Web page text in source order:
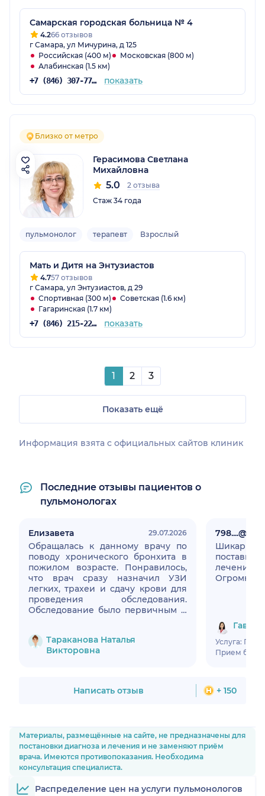
Самарская городская больница № 4
4.266 отзывов
г Самара, ул Мичурина, д 125
Российская (400 м)
Московская (800 м)
Алабинская (1.5 км)
+7 (846) 307-77-14 показать
Близко от метро
Герасимова Светлана
Михайловна
5.0
2 отзыва
Стаж 34 года
пульмонолог терапевт Взрослый
Мать и Дитя на Энтузиастов
4.757 отзывов
г Самара, ул Энтузиастов, д 29
Спортивная (300 м)
Советская (1.6 км)
Гагаринская (1.7 км)
+7 (846) 215-22-03 показать
1 2 3
Показать ещё
Информация взята c официальных сайтов клиник
Последние отзывы пациентов о
пульмонологах
Елизавета 29.07.2026
Обращалась к данному врачу по
поводу хронического бронхита в
пожилом возрасте. Понравилось,
что врач сразу назначил УЗИ
легких, трахеи и сдачу крови для
проведения обследования.
Обследование было первичным и
курс антибиотиков и попросила
прийти на прием после месяца
профессионально и обширно
Тараканова Наталья
Викторовна
798....@....ru
лечение и
Огромное
Услуга:
Прием был в
Написать отзыв + 150
Материалы, размещённые на сайте, не предназначены для
постановки диагноза и лечения и не заменяют приём
врача. Имеются противопоказания. Необходима
консультация специалиста.
Распределение цен на услуги пульмонологов